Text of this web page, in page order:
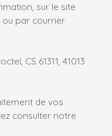
sur le site
par courrier
CS 61311, 41013
de vos
consulter notre